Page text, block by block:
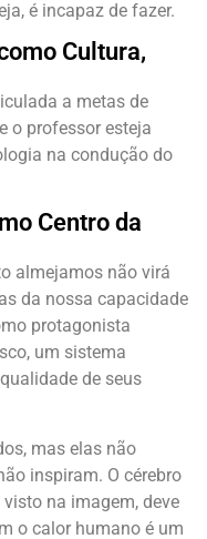
é incapaz de fazer.
Cultura,
a metas de
o professor esteja
na condução do
Centro da
almejamos não virá
da nossa capacidade
protagonista
um sistema
de seus
mas elas não
inspiram. O cérebro
na imagem, deve
o calor humano é um